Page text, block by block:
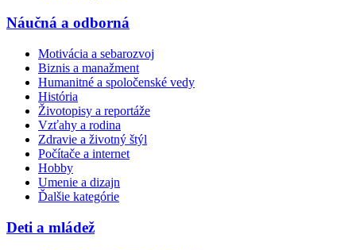
Náučná a odborná
Motivácia a sebarozvoj
Biznis a manažment
Humanitné a spoločenské vedy
História
Životopisy a reportáže
Vzťahy a rodina
Zdravie a životný štýl
Počítače a internet
Hobby
Umenie a dizajn
Ďalšie kategórie
Deti a mládež